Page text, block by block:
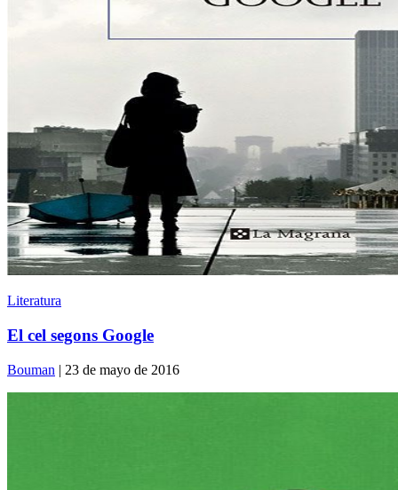
Literatura
El cel segons Google
Bouman | 23 de mayo de 2016